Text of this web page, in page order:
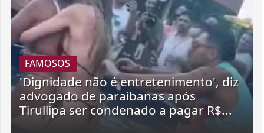
FAMOSOS
'Dignidade não é entretenimento', diz
advogado de paraibanas após
Tirullipa ser condenado a pagar R$...